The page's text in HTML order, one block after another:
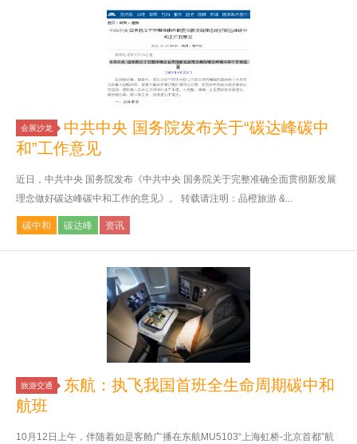
会展沙龙
中共中央 国务院发布关于“碳达峰碳中
和”工作意见
近日，中共中央 国务院发布《中共中央 国务院关于完整准确全面贯彻新发展
理念做好碳达峰碳中和工作的意见》。 转载请注明：品橙旅游 &...
碳中和 碳达峰 资讯
旅游交通
东航：执飞我国首班全生命周期碳中和
航班
10月12日上午，伴随着如是客舱广播在东航MU5103“上海虹桥-北京首都”航